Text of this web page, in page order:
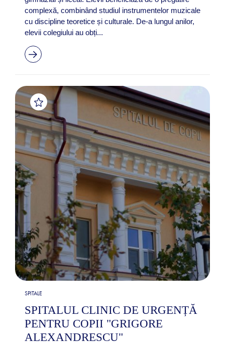
complexă, combinând studiul instrumentelor muzicale
cu discipline teoretice și culturale. De-a lungul anilor,
elevii colegiului au obți...
SPITALE
SPITALUL CLINIC DE URGENȚĂ
PENTRU COPII "GRIGORE
ALEXANDRESCU"